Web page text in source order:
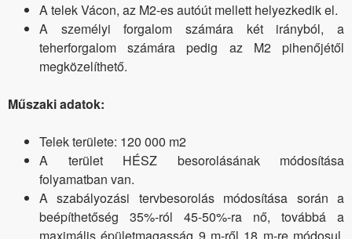
A telek Vácon, az M2-es autóút mellett helyezkedik el.
A személyi forgalom számára két irányból, a
teherforgalom számára pedig az M2 pihenőjétől
megközelíthető.
Műszaki adatok:
Telek területe: 120 000 m2
A terület HÉSZ besorolásának módosítása
folyamatban van.
A szabályozási tervbesorolás módosítása során a
beépíthetőség 35%-ról 45-50%-ra nő, továbbá a